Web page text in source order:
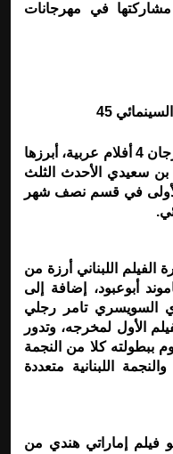
مشاركتها في مهرجانات
45
يشارك في المسابقة الرسمية للمهرجان 4 أفلام عربية، أبرزها
بن سعيدي الأحدث الثلث
في قسم نصف شهر
.
اللبناني أرزة من
أبوعبود، إضافة إلى
السويسري تامر رجلي
الأول لمخرجه، وتدور
ببطولته كلا من النجمة
اللبنانية متعددة
فيلم إماراتي هندي من